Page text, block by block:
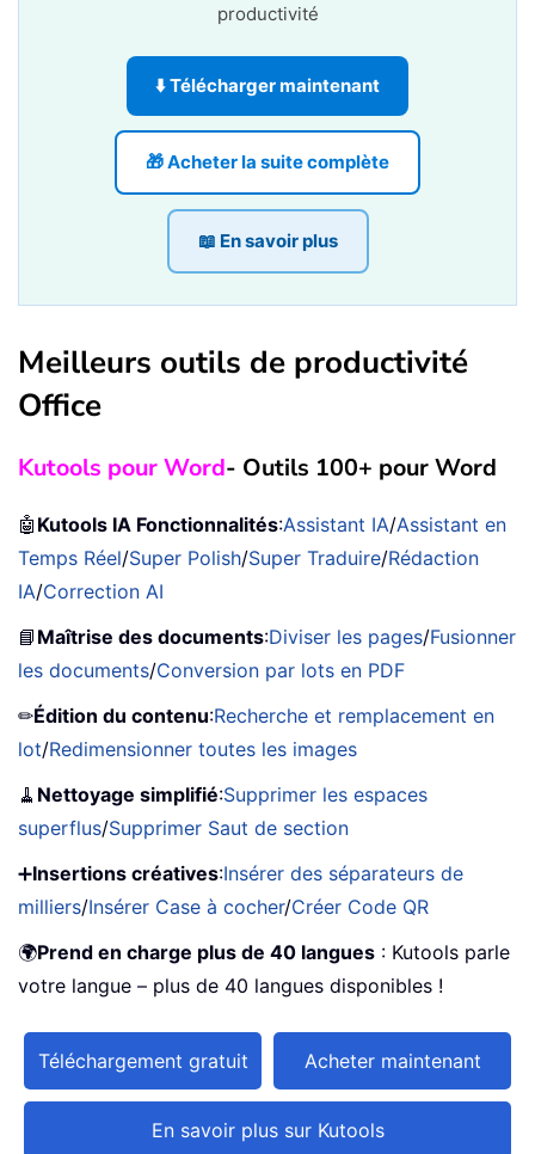
productivité
⬇️ Télécharger maintenant
🎁 Acheter la suite complète
📖 En savoir plus
Meilleurs outils de productivité
Office
Kutools pour Word- Outils 100+ pour Word
🤖 Kutools IA Fonctionnalités:Assistant IA/Assistant en
Temps Réel/Super Polish/Super Traduire/Rédaction
IA/Correction AI
📘 Maîtrise des documents:Diviser les pages/Fusionner
les documents/Conversion par lots en PDF
✏Édition du contenu:Recherche et remplacement en
lot/Redimensionner toutes les images
🧹 Nettoyage simplifié:Supprimer les espaces
superflus/Supprimer Saut de section
➕Insertions créatives:Insérer des séparateurs de
milliers/Insérer Case à cocher/Créer Code QR
🌍Prend en charge plus de 40 langues : Kutools parle
votre langue – plus de 40 langues disponibles !
Téléchargement gratuit Acheter maintenant
En savoir plus sur Kutools